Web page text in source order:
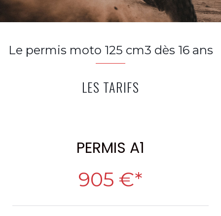
Le permis moto 125 cm3 dès 16 ans
LES TARIFS
PERMIS A1
905 €*